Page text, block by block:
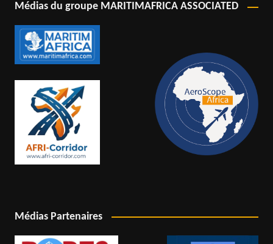
Médias du groupe MARITIMAFRICA ASSOCIATED
Médias Partenaires